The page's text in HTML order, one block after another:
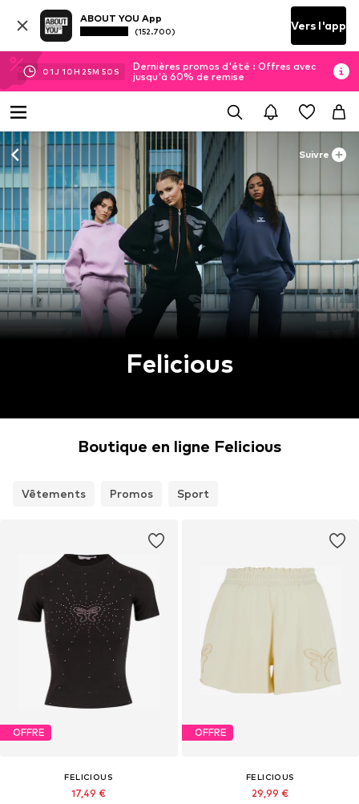
ABOUT YOU App
(152.700) Vers l'app
01J 10H 25M 48 S
Dernières promos d'été : Offres avec
jusqu'à 60% de remise
Suivre
Felicious
Boutique en ligne Felicious
Vêtements Promos Sport
OFFRE
FELICIOUS
17,49 €
OFFRE
FELICIOUS
29,99 €